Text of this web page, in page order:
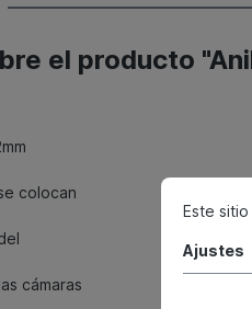
el producto
colocan
cámaras
Este
Ajustes